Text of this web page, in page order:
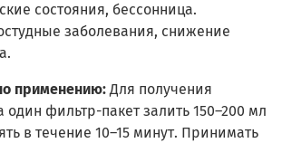
состояния, бессонница.
заболевания, снижение
применению:Для получения
один фильтр-пакет залить 150–200 мл
в течение 10–15 минут. Принимать